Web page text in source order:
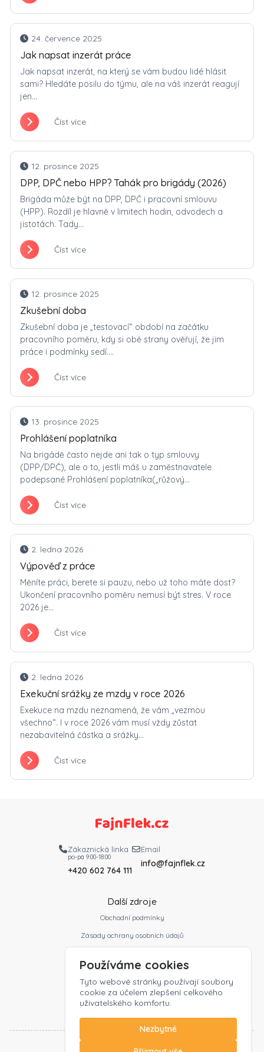
24. července 2025
Jak napsat inzerát práce
Jak napsat inzerát, na který se vám budou lidé hlásit
sami? Hledáte posilu do týmu, ale na váš inzerát reagují
jen...
Číst více
12. prosince 2025
DPP, DPČ nebo HPP? Tahák pro brigády (2026)
Brigáda může být na DPP, DPČ i pracovní smlouvu
(HPP). Rozdíl je hlavně v limitech hodin, odvodech a
jistotách. Tady...
Číst více
12. prosince 2025
Zkušební doba
Zkušební doba je „testovací“ období na začátku
pracovního poměru, kdy si obě strany ověřují, že jim
práce i podmínky sedí....
Číst více
13. prosince 2025
Prohlášení poplatníka
Na brigádě často nejde ani tak o typ smlouvy
(DPP/DPČ), ale o to, jestli máš u zaměstnavatele
podepsané Prohlášení poplatníka(„růžový...
Číst více
2. ledna 2026
Výpověď z práce
Měníte práci, berete si pauzu, nebo už toho máte dost?
Ukončení pracovního poměru nemusí být stres. V roce
2026 je...
Číst více
2. ledna 2026
Exekuční srážky ze mzdy v roce 2026
Exekuce na mzdu neznamená, že vám „vezmou
všechno“. I v roce 2026 vám musí vždy zůstat
nezabavitelná částka a srážky...
Číst více
Zákaznická linka
po-pá 9:00-18:00
+420 602 764 111
Email
info@fajnflek.cz
Další zdroje
Obchodní podmínky
Zásady ochrany osobních údajů
Ceník
Kontakt
Zaměstnavatelé
Používáme cookies
Tyto webové stránky používají soubory
cookie za účelem zlepšení celkového
uživatelského komfortu.
Nezbytné